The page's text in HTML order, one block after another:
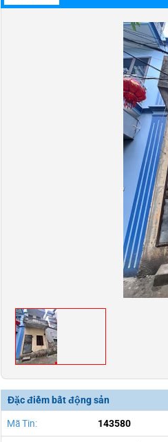
Đặc điểm bất động sản
Mã Tin: 143580